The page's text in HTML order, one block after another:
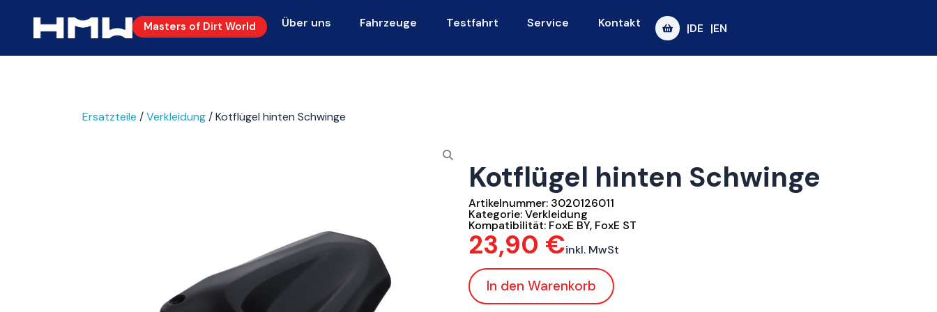
Masters of Dirt World Über uns Fahrzeuge Testfahrt Service Kontakt |DE |EN
Ersatzteile /Verkleidung / Kotflügel hinten Schwinge
Kotflügel hinten Schwinge
Artikelnummer: 3020126011
Kategorie:Verkleidung
Kompatibilität: FoxE BY, FoxE ST
23,90 €inkl. MwSt
In den Warenkorb